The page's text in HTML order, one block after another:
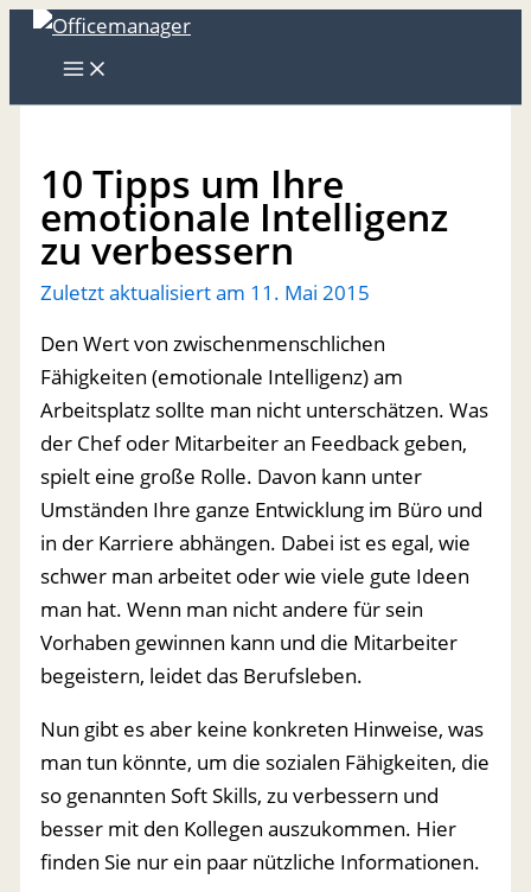
Zum
10 Tipps um Ihre
emotionale Intelligenz
zu verbessern
Zuletzt aktualisiert am 11. Mai 2015
Den Wert von zwischenmenschlichen
Fähigkeiten (emotionale Intelligenz) am
Arbeitsplatz sollte man nicht unterschätzen. Was
der Chef oder Mitarbeiter an Feedback geben,
spielt eine große Rolle. Davon kann unter
Umständen Ihre ganze Entwicklung im Büro und
in der Karriere abhängen. Dabei ist es egal, wie
schwer man arbeitet oder wie viele gute Ideen
man hat. Wenn man nicht andere für sein
Vorhaben gewinnen kann und die Mitarbeiter
begeistern, leidet das Berufsleben.
Nun gibt es aber keine konkreten Hinweise, was
man tun könnte, um die sozialen Fähigkeiten, die
so genannten Soft Skills, zu verbessern und
besser mit den Kollegen auszukommen. Hier
finden Sie nur ein paar nützliche Informationen.